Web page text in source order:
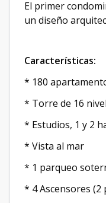
El primer
un diseño
Características:
* 180
* Torre de 16
* Estudios, 1 y 2
* Vista al mar
* 1 parqueo
* 4 Ascensores